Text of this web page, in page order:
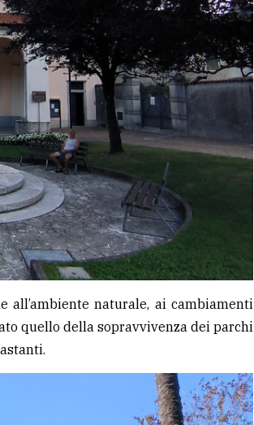
naturale, ai cambiamenti
quello della sopravvivenza dei parchi